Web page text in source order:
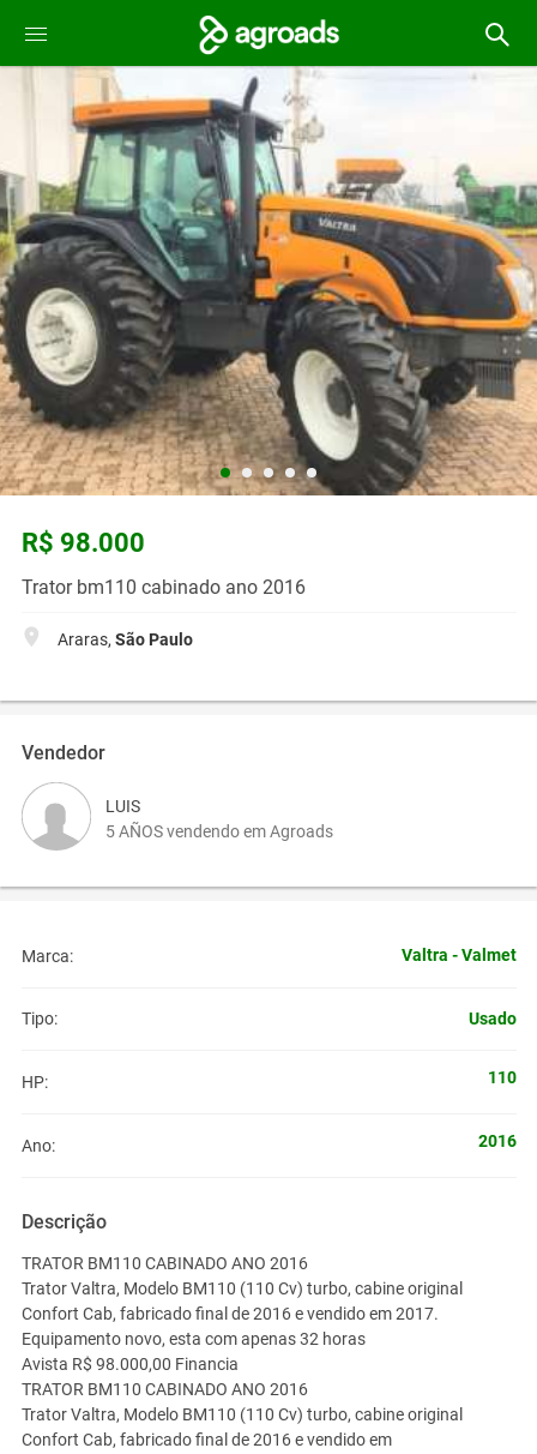
R$ 98.000
Trator bm110 cabinado ano 2016
Araras, São Paulo
Vendedor
LUIS
5 AÑOS vendendo em Agroads
Marca: Valtra - Valmet
Tipo: Usado
HP: 110
Ano: 2016
Descrição
TRATOR BM110 CABINADO ANO 2016
Trator Valtra, Modelo BM110 (110 Cv) turbo, cabine original
Confort Cab, fabricado final de 2016 e vendido em 2017.
Equipamento novo, esta com apenas 32 horas
Avista R$ 98.000,00 Financia
TRATOR BM110 CABINADO ANO 2016
Trator Valtra, Modelo BM110 (110 Cv) turbo, cabine original
Confort Cab, fabricado final de 2016 e vendido em